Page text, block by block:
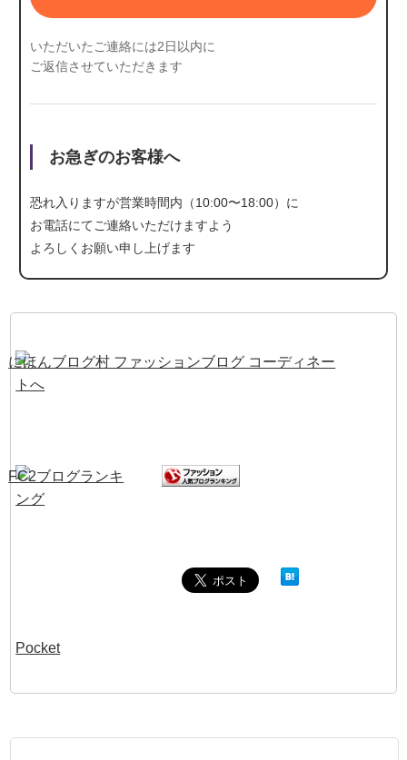
いただいたご連絡には2日以内に
ご返信させていただきます
お急ぎのお客様へ
恐れ入りますが営業時間内（10:00〜18:00）に
お電話にてご連絡いただけますよう
よろしくお願い申し上げます
Pocket